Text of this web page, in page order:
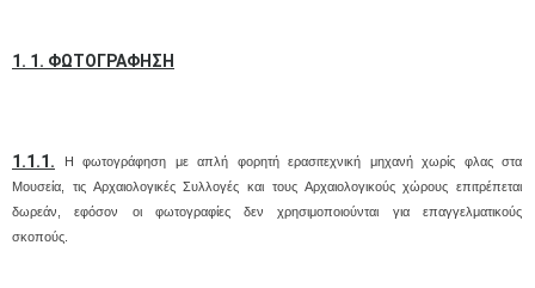
1. 1. ΦΩΤΟΓΡΑΦΗΣΗ
1.1.1. Η φωτογράφηση με απλή φορητή ερασιτεχνική μηχανή χωρίς φλας στα
Μουσεία, τις Αρχαιολογικές Συλλογές και τους Αρχαιολογικούς χώρους επιτρέπεται
δωρεάν, εφόσον οι φωτογραφίες δεν χρησιμοποιούνται για επαγγελματικούς
σκοπούς.